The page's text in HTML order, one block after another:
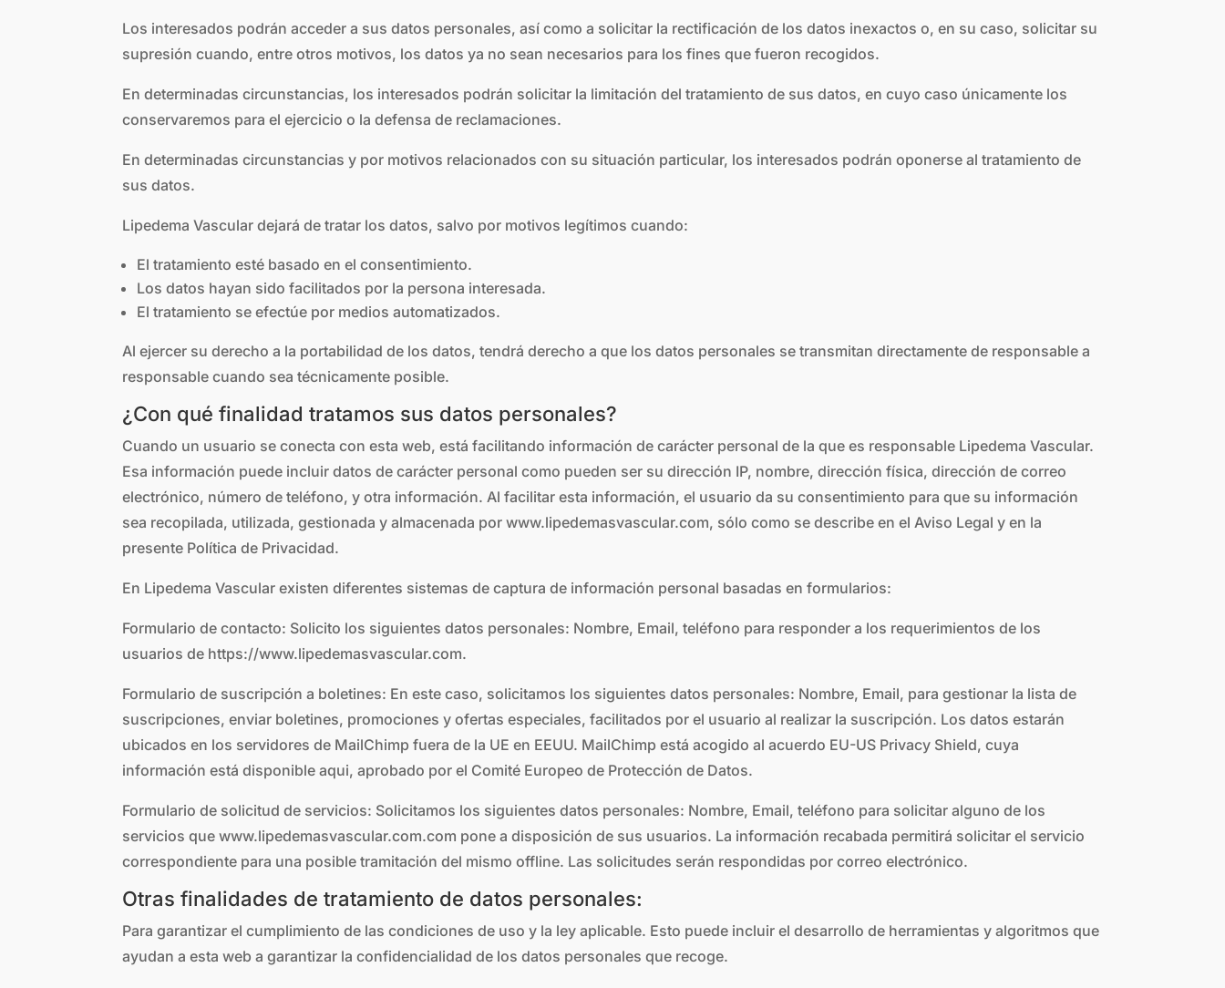
Los interesados podrán acceder a sus datos personales, así como a solicitar la rectificación de los datos inexactos o, en su caso, solicitar su
supresión cuando, entre otros motivos, los datos ya no sean necesarios para los fines que fueron recogidos.
En determinadas circunstancias, los interesados podrán solicitar la limitación del tratamiento de sus datos, en cuyo caso únicamente los
conservaremos para el ejercicio o la defensa de reclamaciones.
En determinadas circunstancias y por motivos relacionados con su situación particular, los interesados podrán oponerse al tratamiento de
sus datos.
Lipedema Vascular dejará de tratar los datos, salvo por motivos legítimos cuando:
El tratamiento esté basado en el consentimiento.
Los datos hayan sido facilitados por la persona interesada.
El tratamiento se efectúe por medios automatizados.
Al ejercer su derecho a la portabilidad de los datos, tendrá derecho a que los datos personales se transmitan directamente de responsable a
responsable cuando sea técnicamente posible.
¿Con qué finalidad tratamos sus datos personales?
Cuando un usuario se conecta con esta web, está facilitando información de carácter personal de la que es responsable Lipedema Vascular.
Esa información puede incluir datos de carácter personal como pueden ser su dirección IP, nombre, dirección física, dirección de correo
electrónico, número de teléfono, y otra información. Al facilitar esta información, el usuario da su consentimiento para que su información
sea recopilada, utilizada, gestionada y almacenada por www.lipedemasvascular.com, sólo como se describe en el Aviso Legal y en la
presente Política de Privacidad.
En Lipedema Vascular existen diferentes sistemas de captura de información personal basadas en formularios:
Formulario de contacto: Solicito los siguientes datos personales: Nombre, Email, teléfono para responder a los requerimientos de los
usuarios de https://www.lipedemasvascular.com.
Formulario de suscripción a boletines: En este caso, solicitamos los siguientes datos personales: Nombre, Email, para gestionar la lista de
suscripciones, enviar boletines, promociones y ofertas especiales, facilitados por el usuario al realizar la suscripción. Los datos estarán
ubicados en los servidores de MailChimp fuera de la UE en EEUU. MailChimp está acogido al acuerdo EU-US Privacy Shield, cuya
información está disponible aqui, aprobado por el Comité Europeo de Protección de Datos.
Formulario de solicitud de servicios: Solicitamos los siguientes datos personales: Nombre, Email, teléfono para solicitar alguno de los
servicios que www.lipedemasvascular.com.com pone a disposición de sus usuarios. La información recabada permitirá solicitar el servicio
correspondiente para una posible tramitación del mismo offline. Las solicitudes serán respondidas por correo electrónico.
Otras finalidades de tratamiento de datos personales:
Para garantizar el cumplimiento de las condiciones de uso y la ley aplicable. Esto puede incluir el desarrollo de herramientas y algoritmos que
ayudan a esta web a garantizar la confidencialidad de los datos personales que recoge.